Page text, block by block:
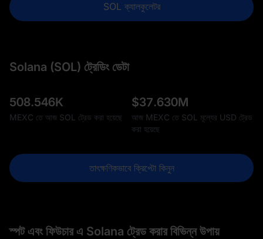
SOL ক্যালকুলেটর
Solana (SOL) ট্রেডিং ডেটা
508.546K
MEXC তে আজ SOL ট্রেড করা হয়েছে
$37.630M
আজ MEXC তে SOL মূল্যের USD ট্রেড
করা হয়েছে
তাৎক্ষণিকভাবে ক্রিপ্টো কিনুন
স্পট এবং ফিউচার এ Solana ট্রেড করার বিভিন্ন উপায়